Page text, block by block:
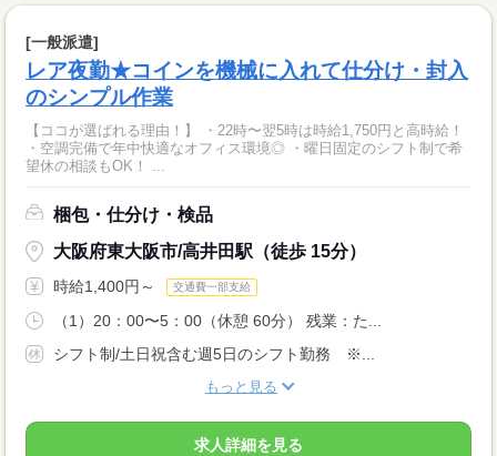
[一般派遣]
レア夜勤★コインを機械に入れて仕分け・封入
のシンプル作業
【ココが選ばれる理由！】 ・22時〜翌5時は時給1,750円と高時給！
・空調完備で年中快適なオフィス環境◎ ・曜日固定のシフト制で希
望休の相談もOK！ ...
梱包・仕分け・検品
大阪府東大阪市/高井田駅（徒歩 15分）
時給1,400円～ 交通費一部支給
（1）20：00〜5：00（休憩 60分） 残業：た...
シフト制/土日祝含む週5日のシフト勤務 ※...
もっと見る
求人詳細を見る